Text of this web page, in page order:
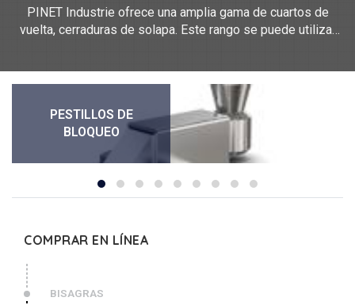
PINET Industrie ofrece una amplia gama de cuartos de
vuelta, cerraduras de solapa. Este rango se puede utilizar
acero inoxidable 304, resina acetálica. Para cualquier
solicitud de una cerradura personalizada, póngase en
contacto con nosotros.
PESTILLOS DE
BLOQUEO
COMPRAR EN LÍNEA
BISAGRAS